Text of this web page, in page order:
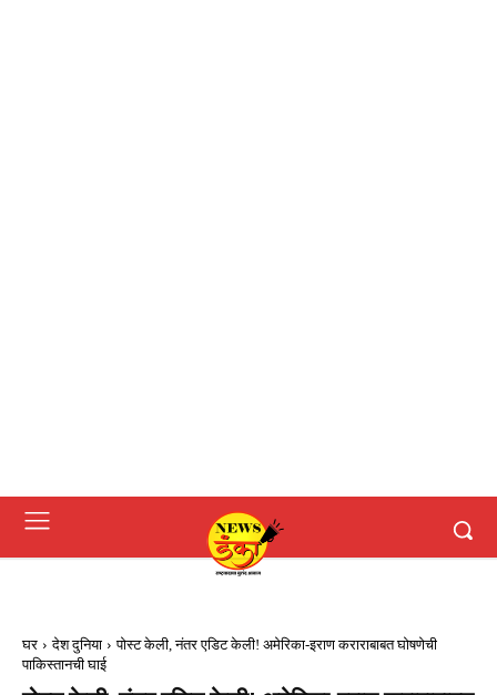
घर देश दुनिया
पोस्ट केली, नंतर एडिट केली! अमेरिका-इराण कराराबाबत घोषणेची
पाकिस्तानची घाई